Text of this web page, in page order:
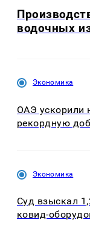
водочных
Экономика
ОАЭ ускорили
рекордную
Экономика
Суд взыскал
ковид-